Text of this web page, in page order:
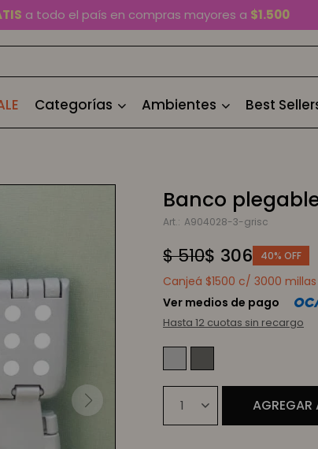
Montevideo, envío en 2 horas disponible
y devoluciones gratispor 30 días
a todo el país en compras mayores a$1.500
Categorías Ambientes Best
Banco
A904028-3-grisc
$ 306
$510 40
Canjeá $1500 c/ 3000
Ver medios de pago
Hasta 12 cuotas sin recargo
1 AGREGAR